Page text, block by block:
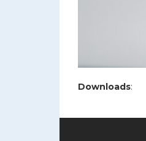
Downloads: